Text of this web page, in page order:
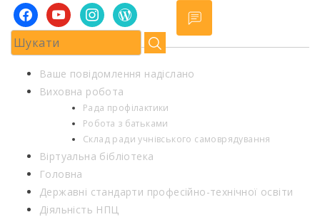
facebookyoutubeinstagramwordpress
Ваше повідомлення надіслано
Виховна робота
Рада профілактики
Робота з батьками
Склад ради учнівського самоврядування
Віртуальна бібліотека
Головна
Державні стандарти професійно-технічної освіти
Діяльність НПЦ